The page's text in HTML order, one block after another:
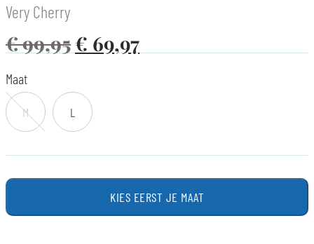
Very Cherry
€99,95€ 69,97
Maat
M L
KIES EERST JE MAAT